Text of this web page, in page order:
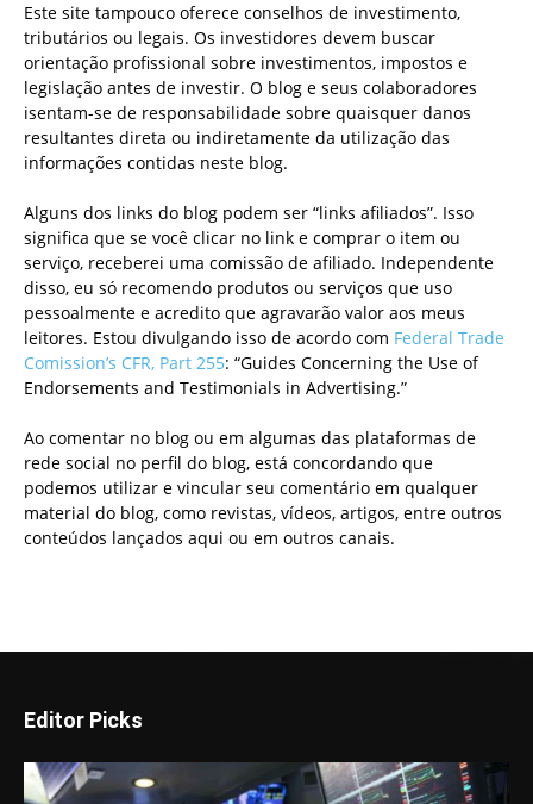
Este site tampouco oferece conselhos de investimento,
tributários ou legais. Os investidores devem buscar
orientação profissional sobre investimentos, impostos e
legislação antes de investir. O blog e seus colaboradores
isentam-se de responsabilidade sobre quaisquer danos
resultantes direta ou indiretamente da utilização das
informações contidas neste blog.
Alguns dos links do blog podem ser “links afiliados”. Isso
significa que se você clicar no link e comprar o item ou
serviço, receberei uma comissão de afiliado. Independente
disso, eu só recomendo produtos ou serviços que uso
pessoalmente e acredito que agravarão valor aos meus
leitores. Estou divulgando isso de acordo com Federal Trade
Comission’s CFR, Part 255: “Guides Concerning the Use of
Endorsements and Testimonials in Advertising.”
Ao comentar no blog ou em algumas das plataformas de
rede social no perfil do blog, está concordando que
podemos utilizar e vincular seu comentário em qualquer
material do blog, como revistas, vídeos, artigos, entre outros
conteúdos lançados aqui ou em outros canais.
Editor Picks